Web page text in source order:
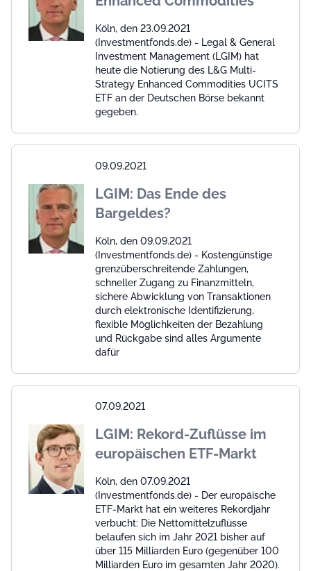
Köln, den 23.09.2021
(Investmentfonds.de) - Legal & General
Investment Management (LGIM) hat
heute die Notierung des L&G Multi-
Strategy Enhanced Commodities UCITS
ETF an der Deutschen Börse bekannt
gegeben.
09.09.2021
LGIM: Das Ende des
Bargeldes?
Köln, den 09.09.2021
(Investmentfonds.de) - Kostengünstige
grenzüberschreitende Zahlungen,
schneller Zugang zu Finanzmitteln,
sichere Abwicklung von Transaktionen
durch elektronische Identifizierung,
flexible Möglichkeiten der Bezahlung
und Rückgabe sind alles Argumente
dafür
07.09.2021
LGIM: Rekord-Zuflüsse im
europäischen ETF-Markt
Köln, den 07.09.2021
(Investmentfonds.de) - Der europäische
ETF-Markt hat ein weiteres Rekordjahr
verbucht: Die Nettomittelzuflüsse
belaufen sich im Jahr 2021 bisher auf
über 115 Milliarden Euro (gegenüber 100
Milliarden Euro im gesamten Jahr 2020).